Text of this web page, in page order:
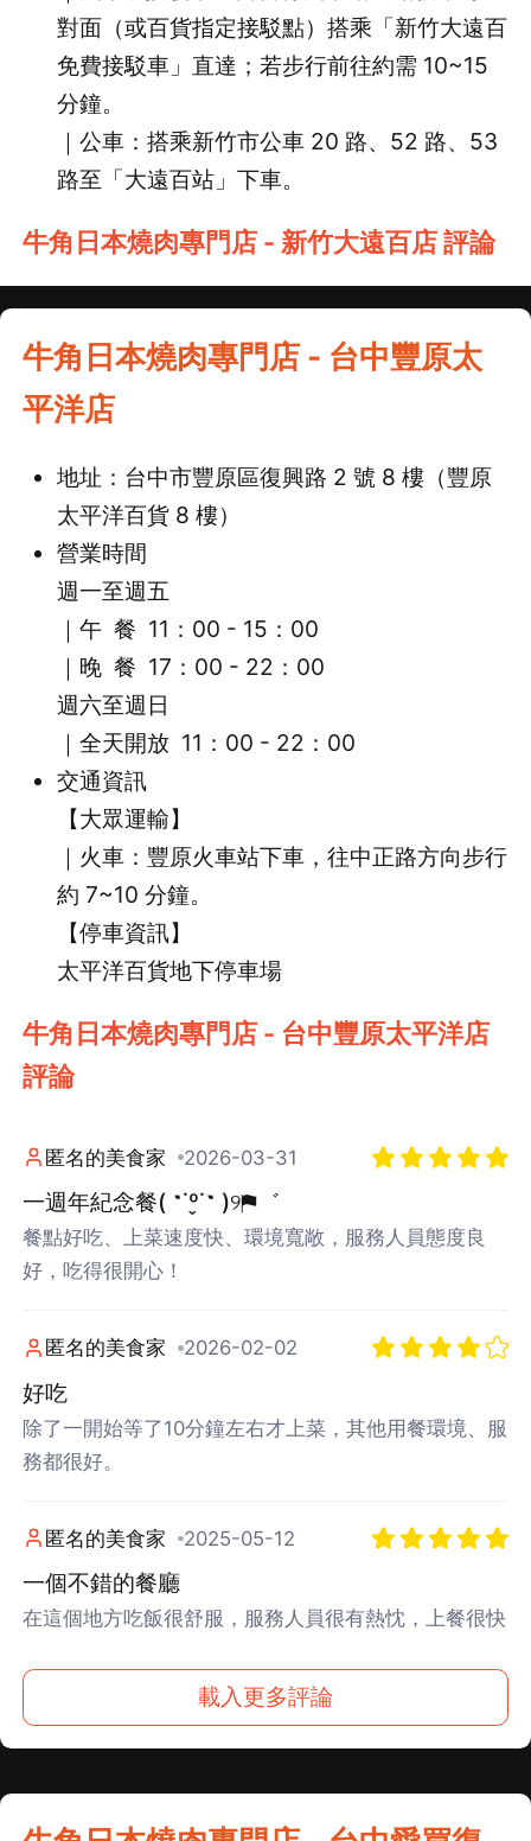
對面（或百貨指定接駁點）搭乘「新竹大遠百
免費接駁車」直達；若步行前往約需 10~15
分鐘。
｜公車：搭乘新竹市公車 20 路、52 路、53
路至「大遠百站」下車。
牛角日本燒肉專門店 - 新竹大遠百店 評論
牛角日本燒肉專門店 - 台中豐原太
平洋店
地址：台中市豐原區復興路 2 號 8 樓（豐原
太平洋百貨 8 樓）
營業時間
週一至週五
｜午 餐 11：00 - 15：00
｜ 晚 餐 17：00 - 22：00
週六至週日
｜全天開放 11：00 - 22：00
交通資訊
【大眾運輸】
｜火車：豐原火車站下車，往中正路方向步行
約 7~10 分鐘。
【停車資訊】
太平洋百貨地下停車場
牛角日本燒肉專門店 - 台中豐原太平洋店
評論
匿名的美食家 2026-03-31
一週年紀念餐( ˶˙º̬˙˶ )୨⚑゛
餐點好吃、上菜速度快、環境寬敞，服務人員態度良
好，吃得很開心！
匿名的美食家 2026-02-02
好吃
除了一開始等了10分鐘左右才上菜，其他用餐環境、服
務都很好。
匿名的美食家 2025-05-12
一個不錯的餐廳
在這個地方吃飯很舒服，服務人員很有熱忱，上餐很快
載入更多評論